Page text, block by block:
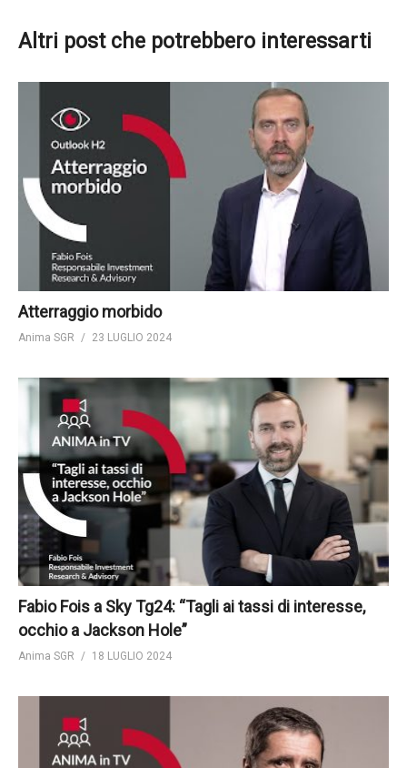
Altri post che potrebbero interessarti
Atterraggio morbido
Anima SGR 23 LUGLIO 2024
Fabio Fois a Sky Tg24: “Tagli ai tassi di interesse,
occhio a Jackson Hole”
Anima SGR 18 LUGLIO 2024